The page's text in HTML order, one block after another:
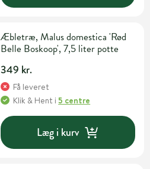
Æbletræ, Malus domestica 'Rød
Belle Boskoop', 7,5 liter potte
349 kr.
Få leveret
Klik & Hent i5 centre
Læg i kurv